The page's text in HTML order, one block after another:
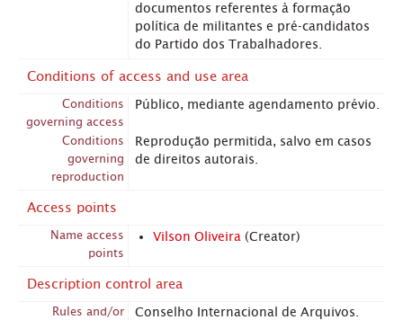
documentos referentes à formação
política de militantes e pré-candidatos
do Partido dos Trabalhadores.
Conditions of access and use area
Conditions
governing access
Público, mediante agendamento prévio.
Conditions
governing
reproduction
Reprodução permitida, salvo em casos
de direitos autorais.
Access points
Name access
points
Vilson Oliveira (Creator)
Description control area
Rules and/or
Conselho Internacional de Arquivos.